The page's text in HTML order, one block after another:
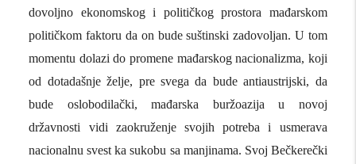
dovoljno ekonomskog i političkog prostora mađarskom
političkom faktoru da on bude suštinski zadovoljan. U tom
momentu dolazi do promene mađarskog nacionalizma, koji
od dotadašnje želje, pre svega da bude antiaustrijski, da
bude oslobodilački, mađarska buržoazija u novoj
državnosti vidi zaokruženje svojih potreba i usmerava
nacionalnu svest ka sukobu sa manjinama. Svoj Bečkerečki